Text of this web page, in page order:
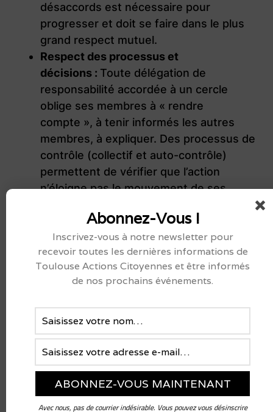
désaccords est nécessaire pour
progresser et doit se faire dans le plus
grand respect mutuel.
Respect des processus et
décisions : Toute délégation de
responsabilité accordée à un cercle
oblige ses membres à « rendre
compte », à tenir informés les autres
membres, à expliquer. Des processus de
contrôle (collectif et auto-contrôle)
permettent de vérifier que l’action
n’éloigne pas le mouvement de ses
Convivialité :Les activités de
l’association s’opèrent dans un climat
festif et convivial.
Notre organisation
L’association est statutairement composée
de trois cercles permanents :
Le Grand Cercle
Le cercle de Coordination
Le cercle Éthique
Abonnez-Vous !
Inscrivez-vous à notre newsletter pour
recevoir toutes les dernières informations de
Toulouse Actions Citoyennes et être informés
de nos prochains événements.
Avec nous, pas de courrier indésirable. Vous pouvez vous désinscrire